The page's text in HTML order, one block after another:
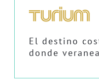
El destino
donde